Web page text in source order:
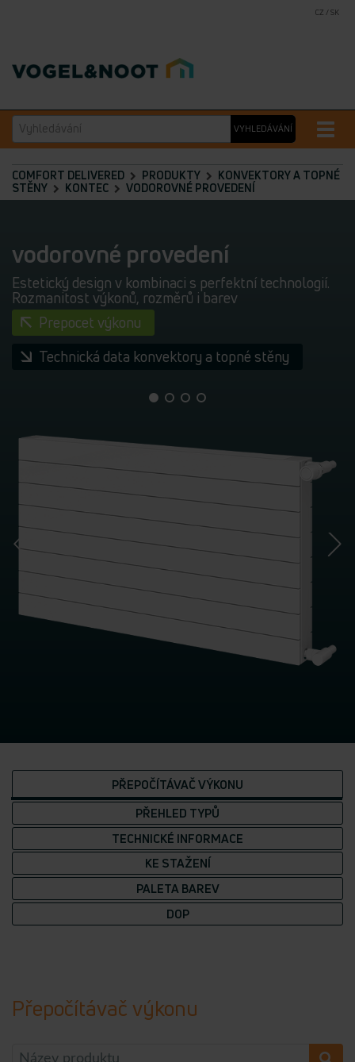
CZ / SK
Vyhledávání VYHLEDÁVÁNÍ
Toggle
COMFORT DELIVERED PRODUKTY
KONVEKTORY A TOPNÉ
STĚNY
KONTEC VODOROVNÉ PROVEDENÍ
vodorovné provedení
Estetický design v kombinaci s perfektní technologií.
Rozmanitost výkonů, rozměrů i barev
Prepocet výkonu
Technická data konvektory a topné stěny
PŘEPOČÍTÁVAČ VÝKONU
PŘEHLED TYPŮ
TECHNICKÉ INFORMACE
KE STAŽENÍ
PALETA BAREV
DOP
Přepočítávač výkonu